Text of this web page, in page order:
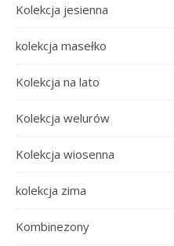
Kolekcja jesienna
kolekcja masełko
Kolekcja na lato
Kolekcja welurów
Kolekcja wiosenna
kolekcja zima
Kombinezony